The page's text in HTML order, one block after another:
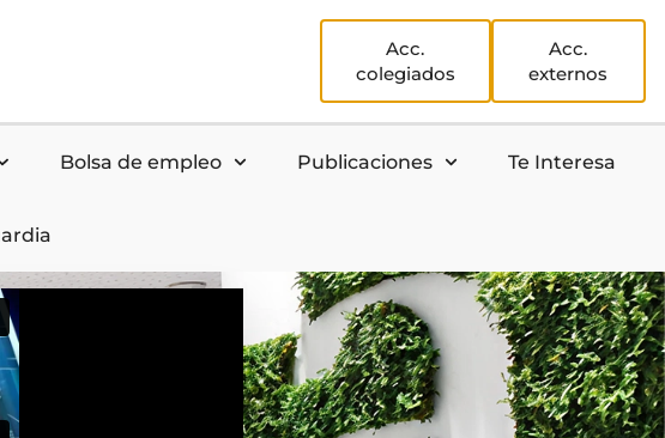
Acc.
colegiados
Acc.
externos
Bolsa de empleo Publicaciones Te Interesa